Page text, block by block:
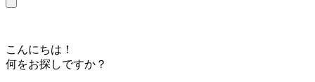
こんにちは！
何をお探しですか？